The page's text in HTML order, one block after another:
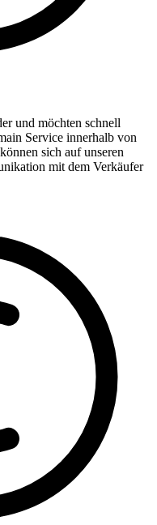
und möchten schnell
Service innerhalb von
sich auf unseren
mit dem Verkäufer